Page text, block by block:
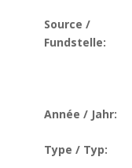
Source /
Fundstelle:
Année / Jahr:
Type / Typ: